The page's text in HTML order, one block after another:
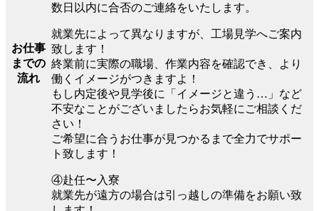
お仕事
までの
流れ
数日以内に合否のご連絡をいたします。
就業先によって異なりますが、工場見学へご案内
致します！
終業前に実際の職場、作業内容を確認でき、より
働くイメージがつきますよ！
もし内定後や見学後に「イメージと違う…」など
不安なことがございましたらお気軽にご相談くだ
さい！
ご希望に合うお仕事が見つかるまで全力でサポー
ト致します！
④赴任〜入寮
就業先が遠方の場合は引っ越しの準備をお願い致